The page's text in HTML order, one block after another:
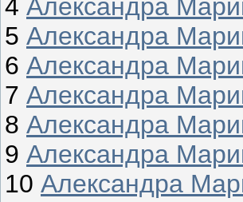
4 Александра
5 Александра
6 Александра
7 Александра
8 Александра
9 Александра
10 Александра